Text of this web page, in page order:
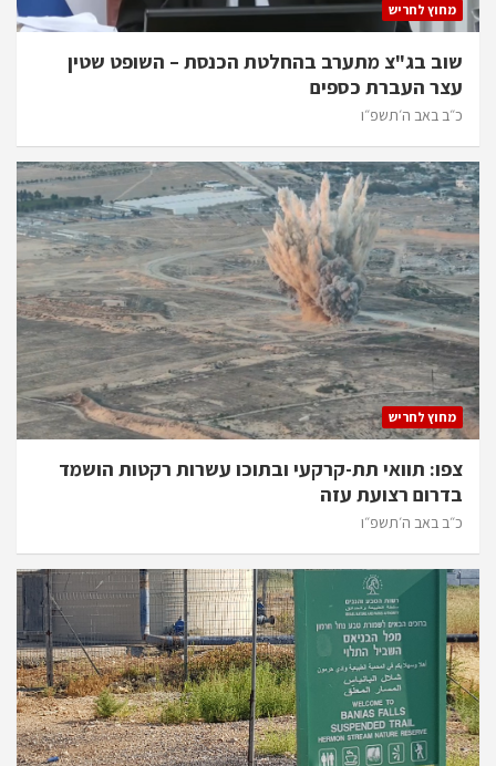
מחוץ לחריש
שוב בג"צ מתערב בהחלטת הכנסת – השופט שטין
עצר העברת כספים
כ״ב באב ה׳תשפ״ו
מחוץ לחריש
צפו: תוואי תת-קרקעי ובתוכו עשרות רקטות הושמד
בדרום רצועת עזה
כ״ב באב ה׳תשפ״ו